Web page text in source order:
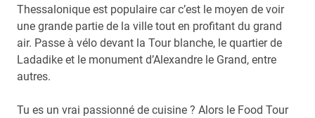
Thessalonique est populaire car c’est le moyen de voir
une grande partie de la ville tout en profitant du grand
air. Passe à vélo devant la Tour blanche, le quartier de
Ladadike et le monument d’Alexandre le Grand, entre
autres.
Tu es un vrai passionné de cuisine ? Alors le Food Tour